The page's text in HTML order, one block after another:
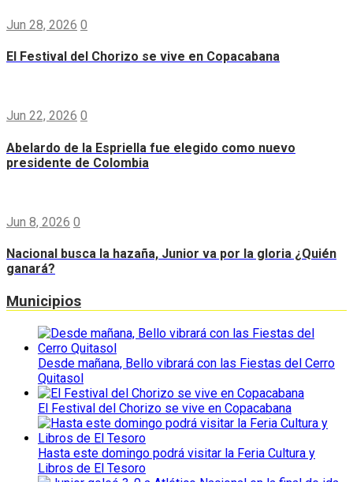
Jun 28, 2026 0
El Festival del Chorizo se vive en Copacabana
Jun 22, 2026 0
Abelardo de la Espriella fue elegido como nuevo
presidente de Colombia
Jun 8, 2026 0
Nacional busca la hazaña, Junior va por la gloria ¿Quién
ganará?
Municipios
Desde mañana, Bello vibrará con las Fiestas del Cerro
Quitasol
El Festival del Chorizo se vive en Copacabana
Hasta este domingo podrá visitar la Feria Cultura y
Libros de El Tesoro